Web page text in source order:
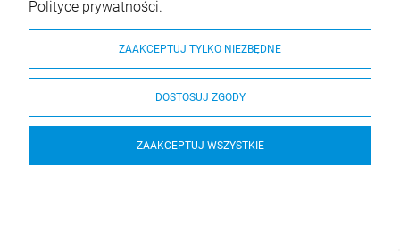
Polityce prywatności.
ZAAKCEPTUJ TYLKO NIEZBĘDNE
DOSTOSUJ ZGODY
ZAAKCEPTUJ WSZYSTKIE